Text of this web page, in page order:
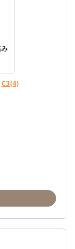
C3(4)